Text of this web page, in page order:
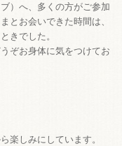
）へ、多くの方がご参加
とお会いできた時間は、
きでした。
ぞお身体に気をつけてお
楽しみにしています。